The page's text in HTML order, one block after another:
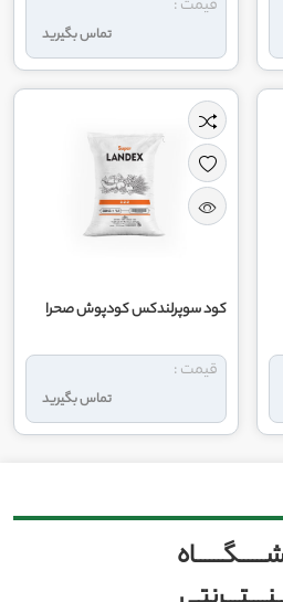
تماس بگیرید
قیمت :
کود سوپرلندکس کودپوش صحرا
تماس بگیرید
قیمت :